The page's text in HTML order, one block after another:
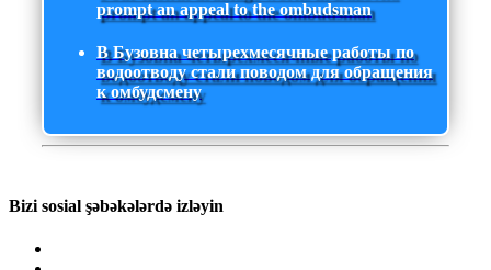
prompt an appeal to the ombudsman
В Бузовна четырехмесячные работы по
водоотводу стали поводом для обращения
к омбудсмену
Bizi sosial şəbəkələrdə izləyin